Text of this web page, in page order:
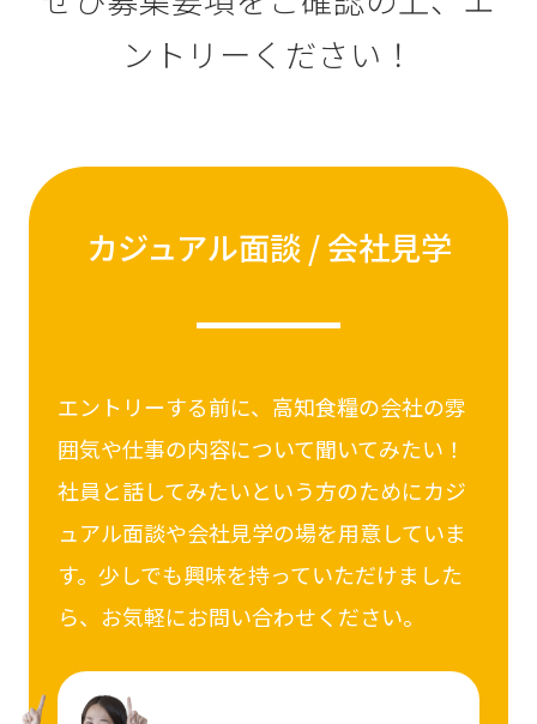
ントリーください！
カジュアル面談 / 会社見学
エントリーする前に、高知食糧の会社の雰
囲気や仕事の内容について聞いてみたい！
社員と話してみたいという方のためにカジ
ュアル面談や会社見学の場を用意していま
す。少しでも興味を持っていただけました
ら、お気軽にお問い合わせください。